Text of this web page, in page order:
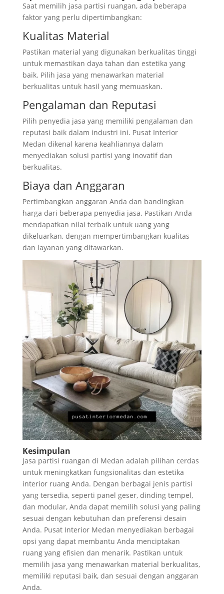
Saat memilih jasa partisi ruangan, ada beberapa
faktor yang perlu dipertimbangkan:
Kualitas Material
Pastikan material yang digunakan berkualitas tinggi
untuk memastikan daya tahan dan estetika yang
baik. Pilih jasa yang menawarkan material
berkualitas untuk hasil yang memuaskan.
Pengalaman dan Reputasi
Pilih penyedia jasa yang memiliki pengalaman dan
reputasi baik dalam industri ini. Pusat Interior
Medan dikenal karena keahliannya dalam
menyediakan solusi partisi yang inovatif dan
berkualitas.
Biaya dan Anggaran
Pertimbangkan anggaran Anda dan bandingkan
harga dari beberapa penyedia jasa. Pastikan Anda
mendapatkan nilai terbaik untuk uang yang
dikeluarkan, dengan mempertimbangkan kualitas
dan layanan yang ditawarkan.
Kesimpulan
Jasa partisi ruangan di Medan adalah pilihan cerdas
untuk meningkatkan fungsionalitas dan estetika
interior ruang Anda. Dengan berbagai jenis partisi
yang tersedia, seperti panel geser, dinding tempel,
dan modular, Anda dapat memilih solusi yang paling
sesuai dengan kebutuhan dan preferensi desain
Anda. Pusat Interior Medan menyediakan berbagai
opsi yang dapat membantu Anda menciptakan
ruang yang efisien dan menarik. Pastikan untuk
memilih jasa yang menawarkan material berkualitas,
memiliki reputasi baik, dan sesuai dengan anggaran
Anda.